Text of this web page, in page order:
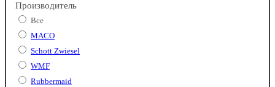
Производитель
Все
MACO
Schott Zwiesel
WMF
Rubbermaid